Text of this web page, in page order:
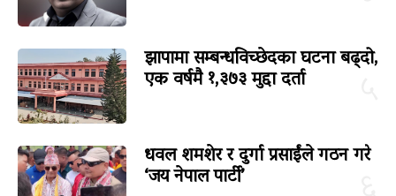
झापामा सम्बन्धविच्छेदका घटना बढ्दो,
एक वर्षमै १,३७३ मुद्दा दर्ता
धवल शमशेर र दुर्गा प्रसाईंले गठन गरे
‘जय नेपाल पार्टी’